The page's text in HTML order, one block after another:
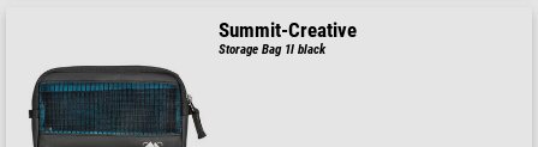
Summit-Creative
Storage Bag 1l black